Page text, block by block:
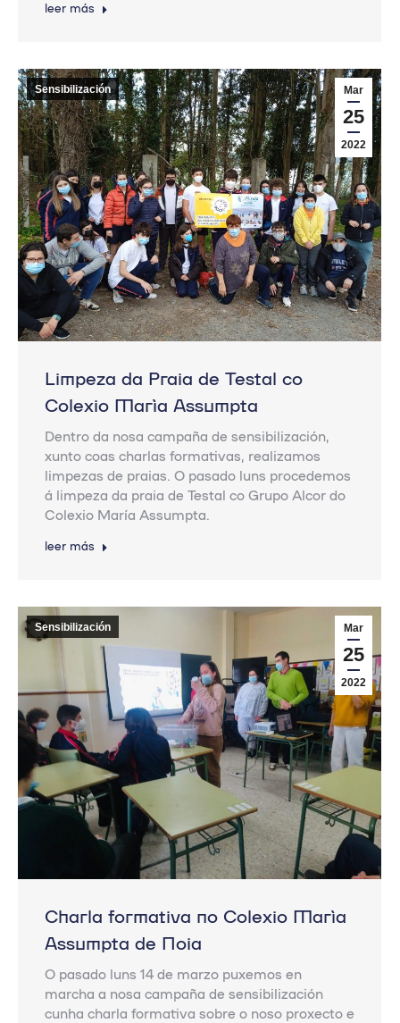
leer más
Mar
25
2022
Sensibilización
Limpeza da Praia de Testal co
Colexio María Assumpta
Dentro da nosa campaña de sensibilización,
xunto coas charlas formativas, realizamos
limpezas de praias. O pasado luns procedemos
á limpeza da praia de Testal co Grupo Alcor do
Colexio María Assumpta.
leer más
Mar
25
2022
Sensibilización
Charla formativa no Colexio María
Assumpta de Noia
O pasado luns 14 de marzo puxemos en
marcha a nosa campaña de sensibilización
cunha charla formativa sobre o noso proxecto e